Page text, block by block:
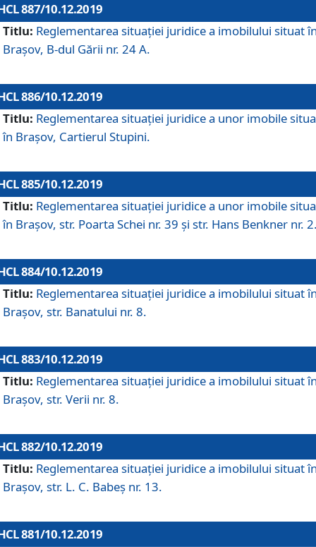
887/10.12.2019
Titlu: Reglementarea situației juridice a imobilului situat
Brașov, B-dul Gării nr. 24 A.
886/10.12.2019
Titlu: Reglementarea situaţiei juridice a unor imobile
în Braşov, Cartierul Stupini.
885/10.12.2019
Titlu: Reglementarea situației juridice a unor imobile
în Brașov, str. Poarta Schei nr. 39 și str. Hans Benkner nr.
884/10.12.2019
Titlu: Reglementarea situației juridice a imobilului situat
Brașov, str. Banatului nr. 8.
883/10.12.2019
Titlu: Reglementarea situației juridice a imobilului situat
Brașov, str. Verii nr. 8.
882/10.12.2019
Titlu: Reglementarea situației juridice a imobilului situat
Brașov, str. L. C. Babeș nr. 13.
881/10.12.2019